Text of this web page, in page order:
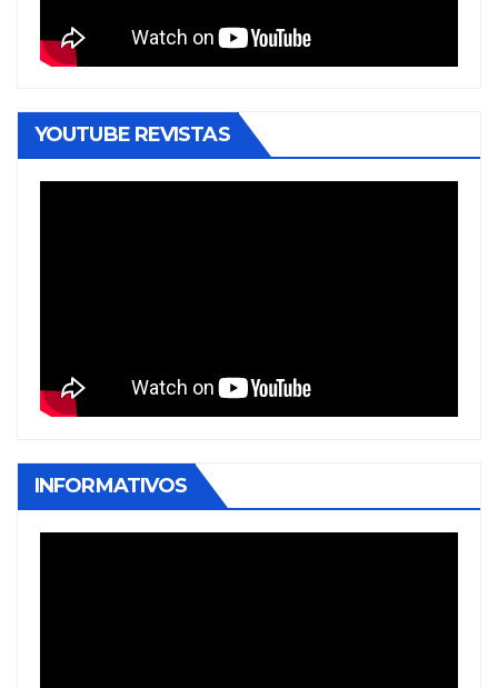
YOUTUBE REVISTAS
INFORMATIVOS